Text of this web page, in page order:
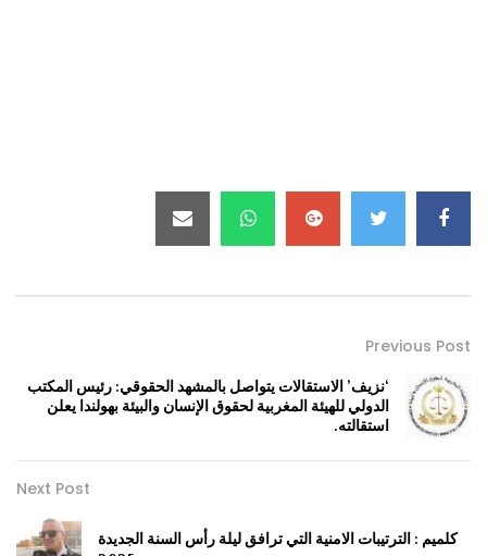
Previous Post
‘نزيف’ الاستقالات يتواصل بالمشهد الحقوقي: رئيس المكتب
الدولي للهيئة المغربية لحقوق الإنسان والبيئة بهولندا يعلن
استقالته.
Next Post
كلميم : الترتيبات الامنية التي ترافق ليلة رأس السنة الجديدة